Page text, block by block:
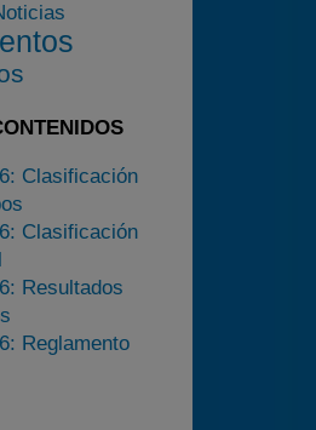
Clasificación
Clasificación
Resultados
Reglamento